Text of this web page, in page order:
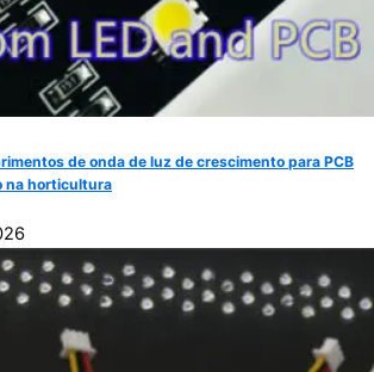
de onda de luz de crescimento para PCB
na horticultura